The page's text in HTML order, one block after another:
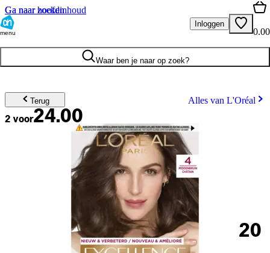
Ga naar hoofdinhoud
Ga naar zoeken
menu
Inloggen
0.00
Waar ben je naar op zoek?
Terug Alles van L'Oréal
2 voor24.00
20